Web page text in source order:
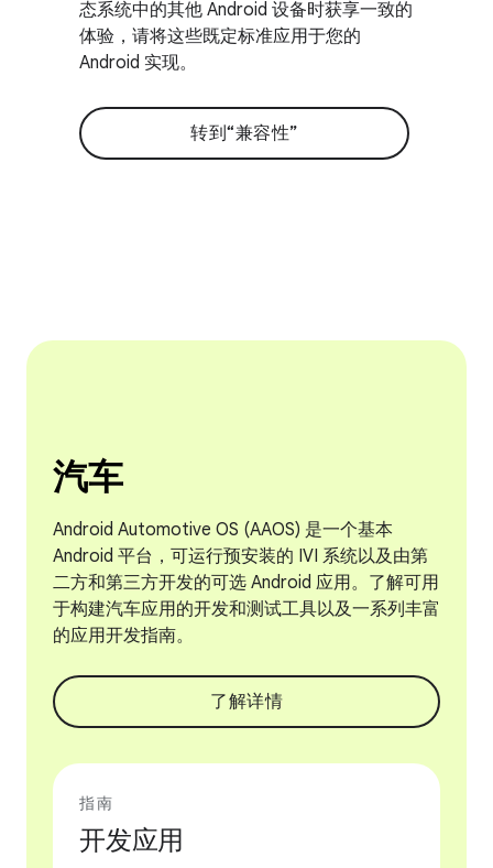
态系统中的其他 Android 设备时获享一致的
体验，请将这些既定标准应用于您的
Android 实现。
转到“兼容性”
汽车
Android Automotive OS (AAOS) 是一个基本
Android 平台，可运行预安装的 IVI 系统以及由第
二方和第三方开发的可选 Android 应用。了解可用
于构建汽车应用的开发和测试工具以及一系列丰富
的应用开发指南。
了解详情
指南
开发应用